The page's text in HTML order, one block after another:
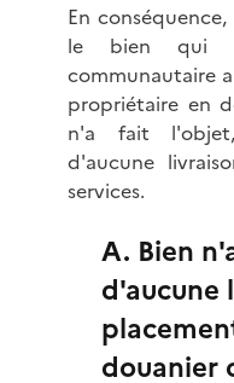
En
le bien qui
communautaire
propriétaire en
n'a fait
d'aucune
services.
A. Bien
d'aucune
douanier